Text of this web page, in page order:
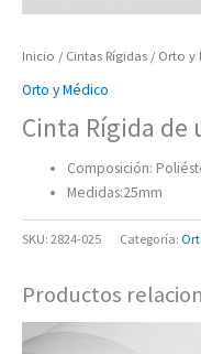
Inicio / Cintas Rígidas / Orto y
Orto y Médico
Cinta Rígida de
Composición:
Medidas:25mm
SKU: 2824-025 Categoría:
Productos